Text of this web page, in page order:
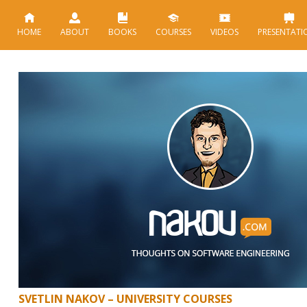
HOME ABOUT BOOKS COURSES VIDEOS
SVETLIN NAKOV – UNIVERSITY COURSES